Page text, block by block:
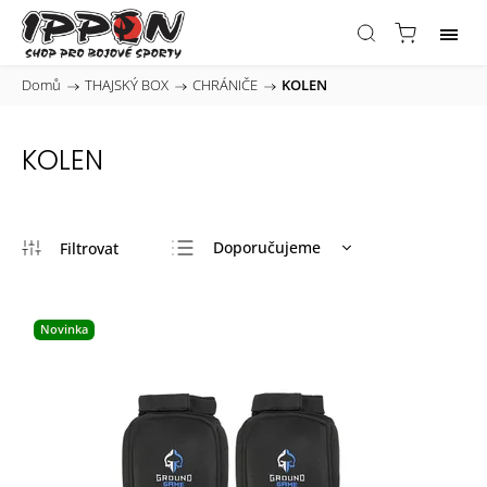
Domů / THAJSKÝ BOX / CHRÁNIČE / KOLEN
KOLEN
Doporučujeme
Novinka